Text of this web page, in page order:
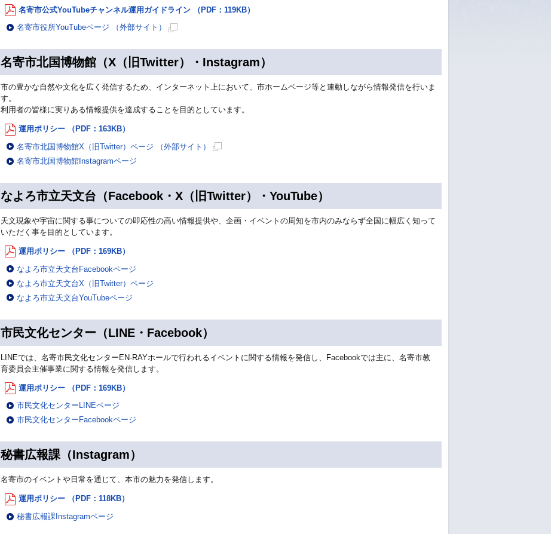
名寄市公式YouTubeチャンネル運用ガイドライン （PDF：119KB）
名寄市役所YouTubeページ （外部サイト）
ペ
で
ま
名寄市北国博物館（X（旧Twitter）・Instagram）
市の豊かな自然や文化を広く発信するため、インターネット上において、市ホームページ等と連動しながら情報発信を行いま
す。
利用者の皆様に実りある情報提供を達成することを目的としています。
運用ポリシー （PDF：163KB）
名寄市北国博物館X（旧Twitter）ページ （外部サイト）
ー
名寄市北国博物館Instagramページ
なよろ市立天文台（Facebook・X（旧Twitter）・YouTube）
天文現象や宇宙に関する事についての即応性の高い情報提供や、企画・イベントの周知を市内のみならず全国に幅広く知って
いただく事を目的としています。
運用ポリシー （PDF：169KB）
なよろ市立天文台Facebookページ
なよろ市立天文台X（旧Twitter）ページ
なよろ市立天文台YouTubeページ
市民文化センター（LINE・Facebook）
LINEでは、名寄市民文化センターEN‐RAYホールで行われるイベントに関する情報を発信し、Facebookでは主に、名寄市教
育委員会主催事業に関する情報を発信します。
運用ポリシー （PDF：169KB）
市民文化センターLINEページ
市民文化センターFacebookページ
秘書広報課（Instagram）
名寄市のイベントや日常を通じて、本市の魅力を発信します。
運用ポリシー （PDF：118KB）
秘書広報課Instagramページ